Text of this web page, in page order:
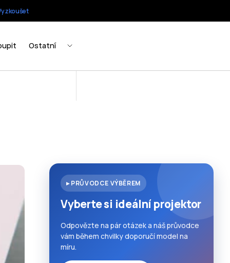
▸ PRŮVODCE VÝBĚREM
Vyberte si ideální projektor
Odpovězte na pár otázek a náš průvodce
vám během chvilky doporučí model na
míru.